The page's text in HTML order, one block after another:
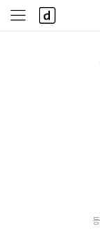
사
이
다
나
와